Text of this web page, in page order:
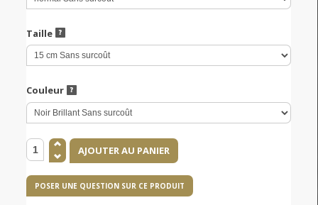
Taille
Couleur
POSER UNE QUESTION SUR CE PRODUIT